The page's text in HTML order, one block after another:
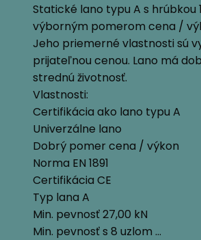
Statické lano typu A s hrúbkou
výborným pomerom cena /
Jeho priemerné vlastnosti sú
prijateľnou cenou. Lano má
strednú životnosť.
Vlastnosti:
Certifikácia ako lano typu A
Univerzálne lano
Dobrý pomer cena / výkon
Norma EN 1891
Certifikácia CE
Typ lana A
Min. pevnosť 27,00 kN
Min. pevnosť s 8 uzlom …